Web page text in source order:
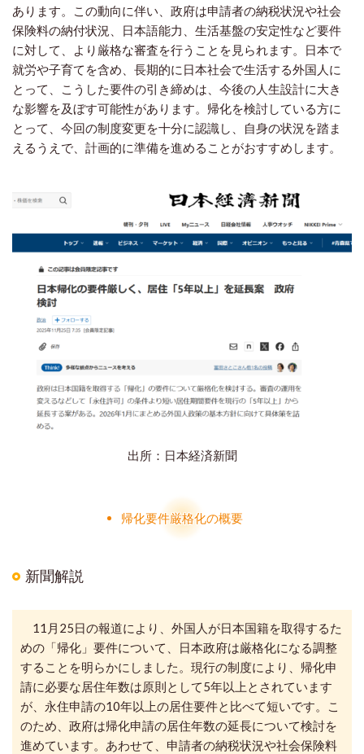
あります。この動向に伴い、政府は申請者の納税状況や社会
保険料の納付状況、日本語能力、生活基盤の安定性など要件
に対して、より厳格な審査を行うことを見られます。日本で
就労や子育てを含め、長期的に日本社会で生活する外国人に
とって、こうした要件の引き締めは、今後の人生設計に大き
な影響を及ぼす可能性があります。 帰化を検討している方に
とって、今回の制度変更を十分に認識し、自身の状況を踏ま
えるうえで、計画的に準備を進めることがおすすめします。
出所：日本経済新聞
帰化要件厳格化の概要
新聞解説
11月25日の報道により、 外国人が日本国籍を取得するた
めの「帰化」要件について、
日本政府は厳格化になる調整
することを明らかにしました。現行の制度により、帰化申
請に必要な居住年数は原則として5年以上とされています
が、永住申請の10年以上の居住要件と比べて短いです。こ
のため、政府は帰化申請の居住年数の延長について検討を
進めています。あわせて、申請者の納税状況や社会保険料